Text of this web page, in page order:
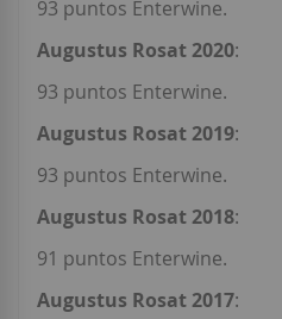
93 puntos Enterwine.
Augustus Rosat 2020:
93 puntos Enterwine.
Augustus Rosat 2019:
93 puntos Enterwine.
Augustus Rosat 2018:
91 puntos Enterwine.
Augustus Rosat 2017: